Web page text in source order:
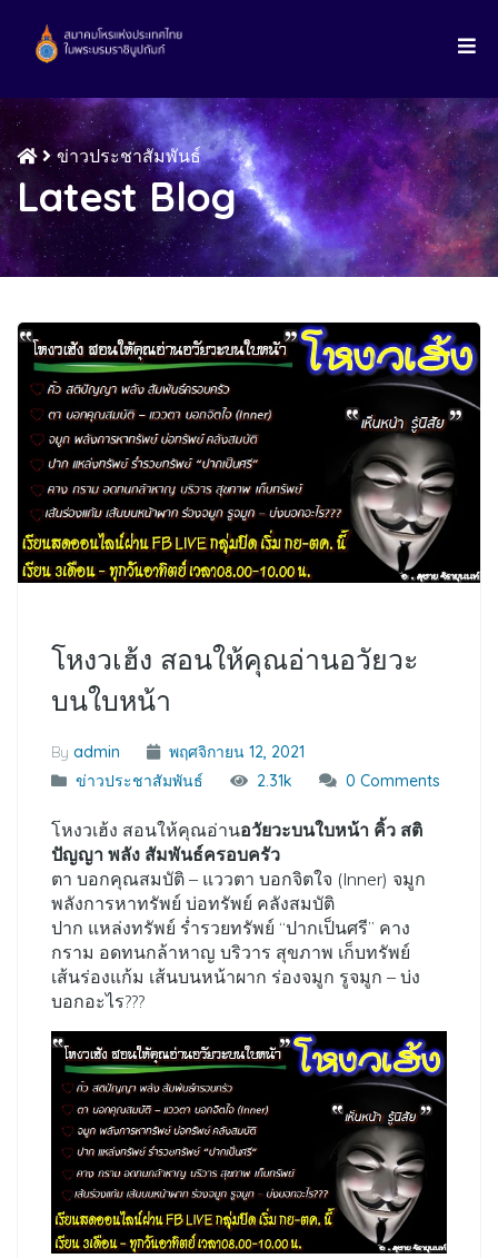
ข่าวประชาสัมพันธ์
Latest Blog
โหงวเฮ้ง สอนให้คุณอ่านอวัยวะ
บนใบหน้า
By admin
พฤศจิกายน 12, 2021
ข่าวประชาสัมพันธ์
2.31k 0 Comments
โหงวเฮ้ง สอนให้คุณอ่านอวัยวะบนใบหน้า คิ้ว สติ
ปัญญา พลัง สัมพันธ์ครอบครัว
ตา บอกคุณสมบัติ – แววตา บอกจิตใจ (Inner) จมูก
พลังการหาทรัพย์ บ่อทรัพย์ คลังสมบัติ
ปาก แหล่งทรัพย์ ร่ำรวยทรัพย์ “ปากเป็นศรี” คาง
กราม อดทนกล้าหาญ บริวาร สุขภาพ เก็บทรัพย์
เส้นร่องแก้ม เส้นบนหน้าผาก ร่องจมูก รูจมูก – บ่ง
บอกอะไร???